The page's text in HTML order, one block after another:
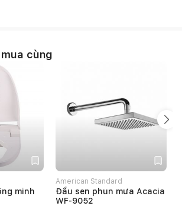
cùng
minh
American Standard
Đầu sen phun mưa Acacia
WF-9052